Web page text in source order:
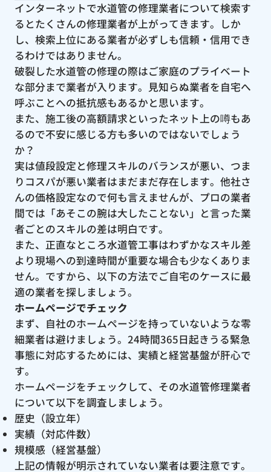
インターネットで水道管の修理業者について検索す
るとたくさんの修理業者が上がってきます。しか
し、検索上位にある業者が必ずしも信頼・信用でき
るわけではありません。
破裂した水道管の修理の際はご家庭のプライベート
な部分まで業者が入ります。見知らぬ業者を自宅へ
呼ぶことへの抵抗感もあるかと思います。
また、施工後の高額請求といったネット上の噂もあ
るので不安に感じる方も多いのではないでしょう
か？
実は値段設定と修理スキルのバランスが悪い、つま
りコスパが悪い業者はまだまだ存在します。他社さ
んの価格設定なので何も言えませんが、プロの業者
間では「あそこの腕は大したことない」と言った業
者ごとのスキルの差は明白です。
また、正直なところ水道管工事はわずかなスキル差
より現場への到達時間が重要な場合も少なくありま
せん。ですから、以下の方法でご自宅のケースに最
適の業者を探しましょう。
ホームページでチェック
まず、自社のホームページを持っていないような零
細業者は避けましょう。24時間365日起きうる緊急
事態に対応するためには、実績と経営基盤が肝心で
す。
ホームページをチェックして、その水道管修理業者
について以下を調査しましょう。
歴史（設立年）
実績（対応件数）
規模感（経営基盤）
上記の情報が明示されていない業者は要注意です。